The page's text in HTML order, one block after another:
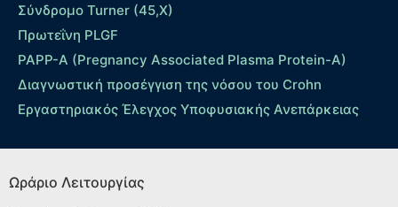
Σύνδρομο Turner (45,X)
Πρωτεΐνη PLGF
PAPP-A (Pregnancy Associated Plasma Protein-A)
Διαγνωστική προσέγγιση της νόσου του Crohn
Εργαστηριακός Έλεγχος Υποφυσιακής Ανεπάρκειας
Ωράριο Λειτουργίας